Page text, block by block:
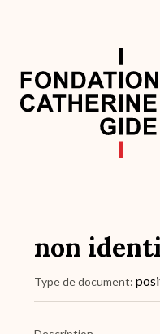
contenu
principal
non
Type de document